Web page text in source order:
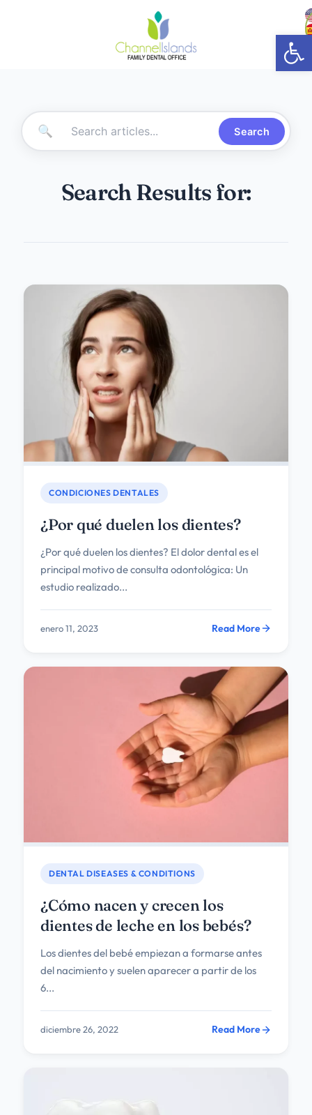
Abrir
🔍 Search
Search Results for:
CONDICIONES DENTALES
¿Por qué duelen los dientes?
¿Por qué duelen los dientes? El dolor dental es el
principal motivo de consulta odontológica: Un
estudio realizado...
enero 11, 2023 Read More
DENTAL DISEASES & CONDITIONS
¿Cómo nacen y crecen los
dientes de leche en los bebés?
Los dientes del bebé empiezan a formarse antes
del nacimiento y suelen aparecer a partir de los
6...
diciembre 26, 2022 Read More